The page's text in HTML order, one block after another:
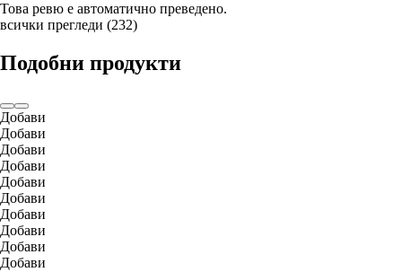
Това ревю е автоматично преведено.
всички прегледи (232)
Подобни продукти
Добави
Добави
Добави
Добави
Добави
Добави
Добави
Добави
Добави
Добави